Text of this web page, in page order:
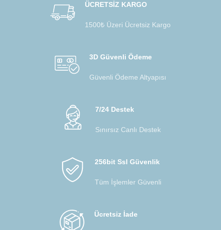
ÜCRETSİZ KARGO
1500₺ Üzeri Ücretsiz Kargo
3D Güvenli Ödeme
Güvenli Ödeme Altyapısı
7/24 Destek
Sınırsız Canlı Destek
256bit Ssl Güvenlik
Tüm İşlemler Güvenli
Ücretsiz İade